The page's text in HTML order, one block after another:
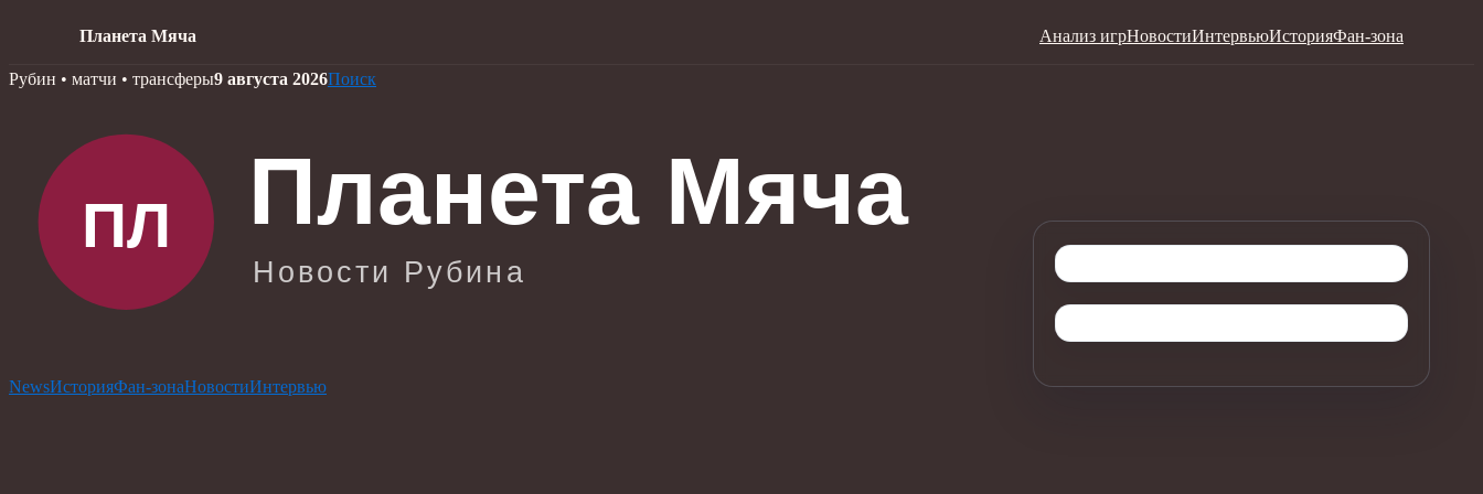
Планета Мяча Анализ игрНовостиИнтервьюИсторияФан-зона
Skip
Рубин • матчи • трансферы9 августа 2026Поиск
NewsИсторияФан-зонаНовостиИнтервью